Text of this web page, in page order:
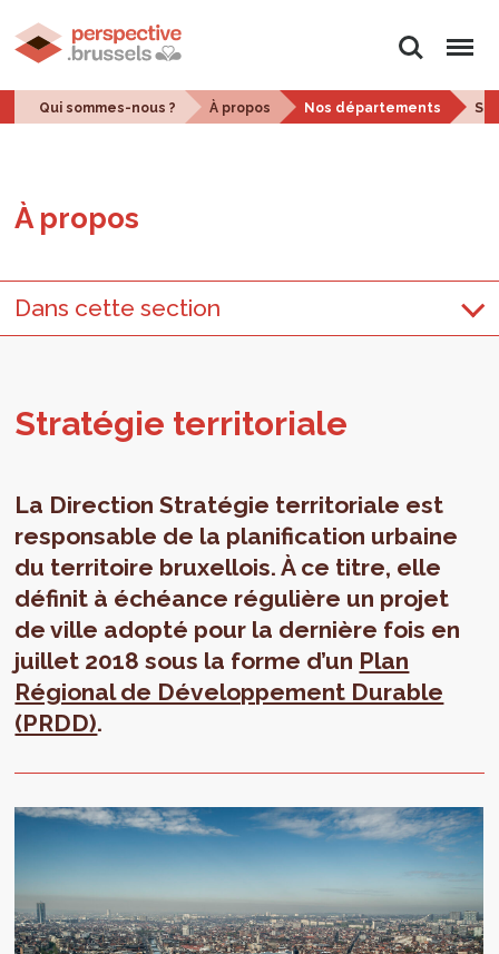
Rechercher
Menu
Qui sommes-nous ? À propos Nos départements
À pro­pos
Dans cette section
Stra­té­gie ter­ri­to­riale
La Direction Stratégie territoriale est
responsable de la planification urbaine
du territoire bruxellois. À ce titre, elle
définit à échéance régulière un projet
de ville adopté pour la dernière fois en
juillet 2018 sous la forme d’un Plan
Régional de Développement Durable
(PRDD).